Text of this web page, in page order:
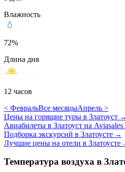
Влажность
72%
Длина дня
12 часов
< ФевральВсе месяцыАпрель >
Цены на горящие туры в Златоуст →
Авиабилеты в Златоуст на Aviasales
Подборка экскурсий в Златоусте →
Лучшие цены на отели в Златоусте
Температура воздуха в